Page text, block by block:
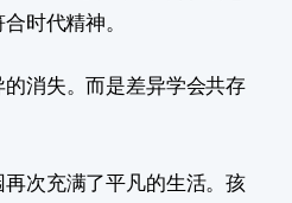
时代精神。
消失。而是差异学会共存
次充满了平凡的生活。孩